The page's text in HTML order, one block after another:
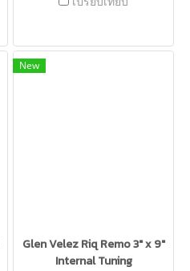
New
Glen Velez Riq Remo 3" x 9"
Internal Tuning